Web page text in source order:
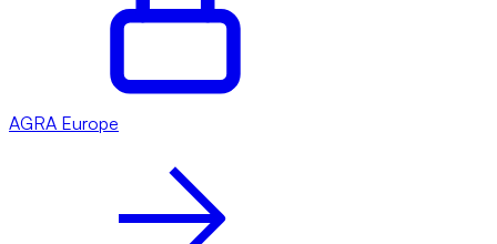
AGRA Europe